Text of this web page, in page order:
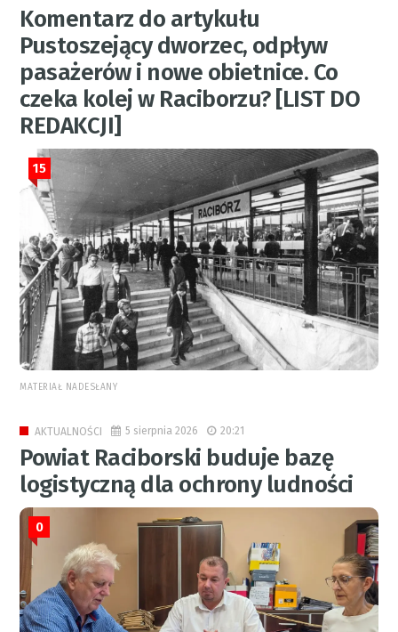
Komentarz do artykułu
Pustoszejący dworzec, odpływ
pasażerów i nowe obietnice. Co
czeka kolej w Raciborzu? [LIST DO
REDAKCJI]
15
MATERIAŁ NADESŁANY
AKTUALNOŚCI 5 sierpnia 2026 20:21
Powiat Raciborski buduje bazę
logistyczną dla ochrony ludności
0